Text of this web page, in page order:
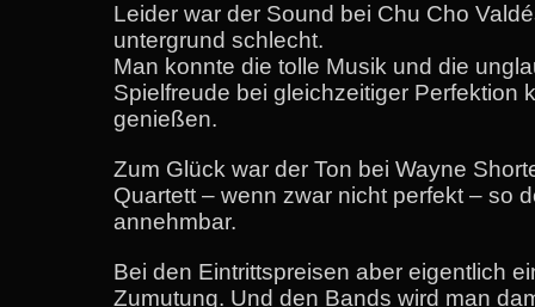
Leider war der Sound bei Chu Cho
untergrund schlecht.
Man konnte die tolle Musik und die
Spielfreude bei gleichzeitiger Perfektion
genießen.
Zum Glück war der Ton bei Wayne
Quartett – wenn zwar nicht perfekt – so
annehmbar.
Bei den Eintrittspreisen aber eigentlich
Zumutung. Und den Bands wird man